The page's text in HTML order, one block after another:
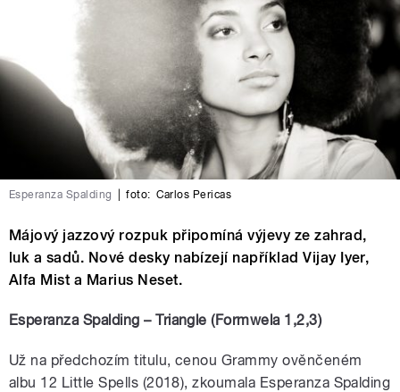
Esperanza Spalding foto: Carlos Pericas
Májový jazzový rozpuk připomíná výjevy ze zahrad,
luk a sadů. Nové desky nabízejí například Vijay Iyer,
Alfa Mist a Marius Neset.
Esperanza Spalding – Triangle (Formwela 1,2,3)
Už na předchozím titulu, cenou Grammy ověnčeném
albu 12 Little Spells (2018), zkoumala Esperanza Spalding